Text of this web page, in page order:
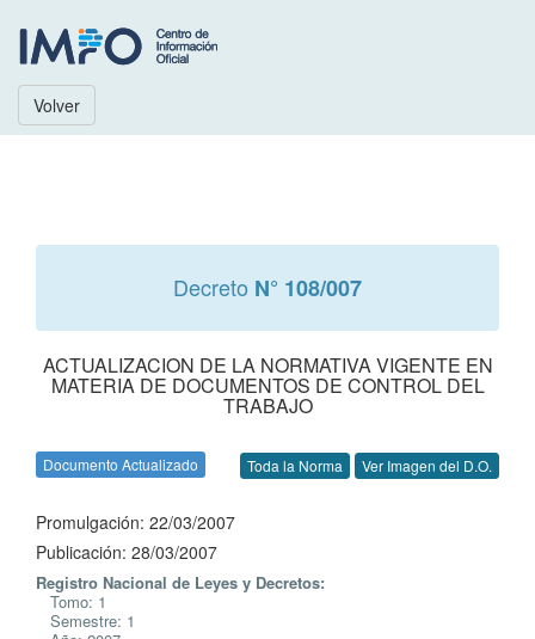
Volver
Decreto N° 108/007
ACTUALIZACION DE LA NORMATIVA VIGENTE EN
MATERIA DE DOCUMENTOS DE CONTROL DEL
TRABAJO
Documento Actualizado Toda la Norma Ver Imagen del D.O.
Promulgación: 22/03/2007
Publicación: 28/03/2007
Registro Nacional de Leyes y Decretos:
Tomo: 1
Semestre: 1